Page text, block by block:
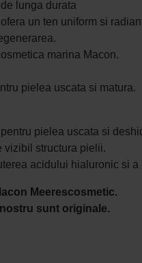
lunga durata
un ten uniform si
marina Macon.
pielea uscata si matura.
pielea uscata si
vizibil structura pielii.
acidului hialuronic si
Meerescosmetic.
sunt originale.